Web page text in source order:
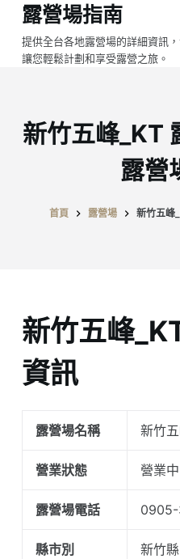
跳
至
主
容
露營場指南
提供全台各地露營場的詳細資訊
讓您輕鬆計劃和享受露營之旅。
新竹五峰_KT
露營
首頁 露營場 新竹五峰
新竹五峰
資訊
露營場名稱 新竹
營業狀態 營業中
露營場電話
縣市別 新竹縣